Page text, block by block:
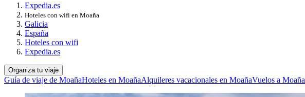
Expedia.es
Hoteles con wifi en Moaña
Galicia
España
Hoteles con wifi
Expedia.es
Organiza tu viaje
Guía de viaje de MoañaHoteles en MoañaAlquileres vacacionales en MoañaVuelos a Moaña